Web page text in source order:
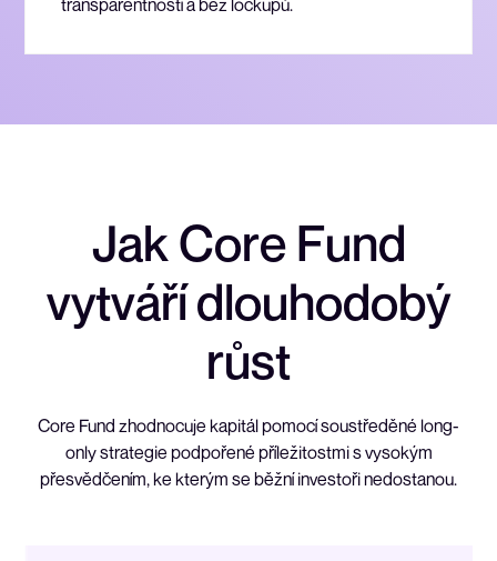
Jak Core Fund
vytvářídlouhodobý
růst
Core Fund zhodnocuje kapitál pomocí soustředěné long-
only strategie podpořené příležitostmi s vysokým
přesvědčením, ke kterým se běžní investoři nedostanou.